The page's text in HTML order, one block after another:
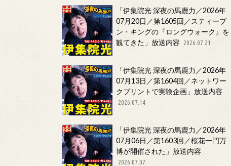
「伊集院光 深夜の馬鹿力／2026年
07月20日／第1605回／スティーブ
ン・キングの『ロングウォーク』を
観てきた」放送内容
2026.07.21
「伊集院光 深夜の馬鹿力／2026年
07月13日／第1604回／ネットワー
クプリントで実験企画」放送内容
2026.07.14
「伊集院光 深夜の馬鹿力／2026年
07月06日／第1603回／桜花一門万
博が開催された」放送内容
2026.07.07